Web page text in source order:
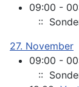
09:00 -
::
27. November
09:00 -
::